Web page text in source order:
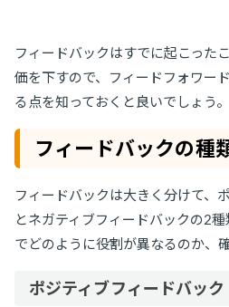
フィードバックはすでに起こった
価を下すので、フィードフォワー
る点を知っておくと良いでしょう。
フィードバックの種
フィードバックは大きく分けて、
とネガティブフィードバックの2
でどのように役割が異なるのか、
ポジティブフィードバック